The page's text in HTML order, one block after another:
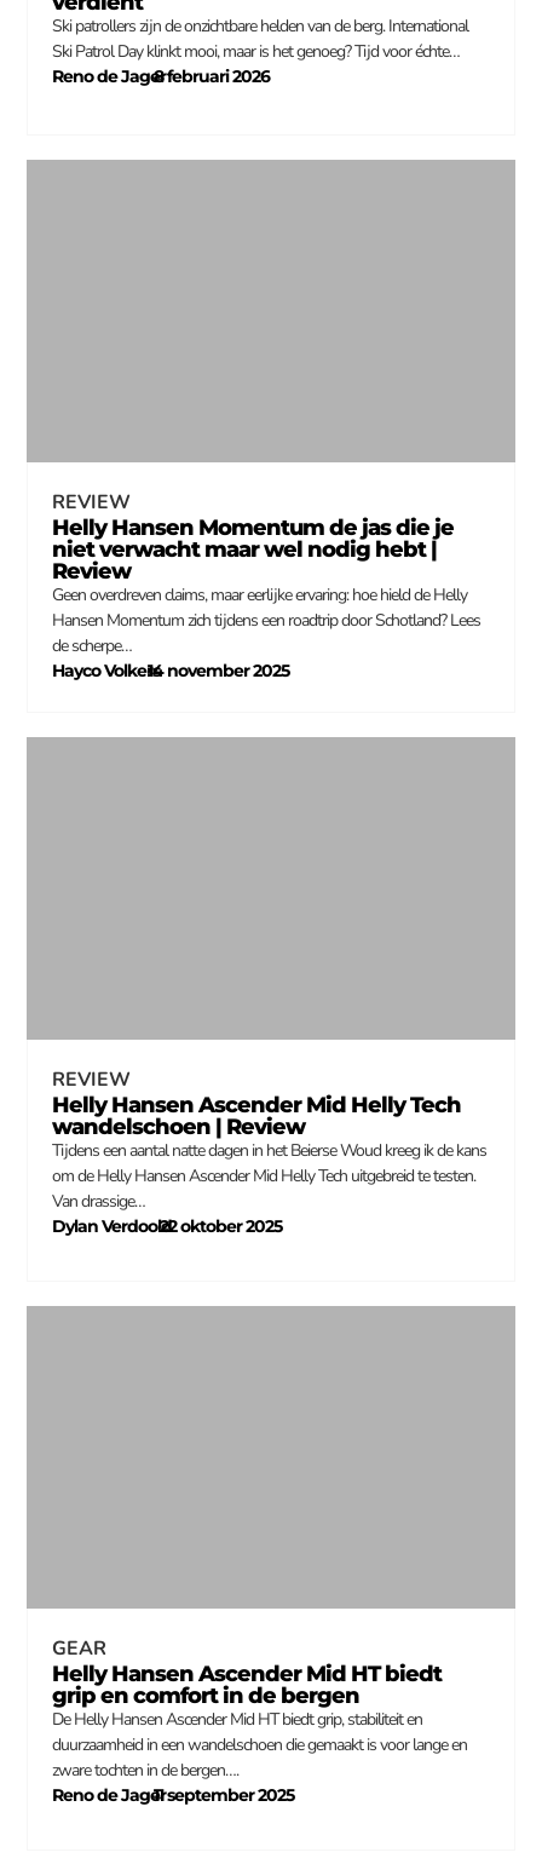
Ski patrollers zijn de onzichtbare helden van de berg. International
Ski Patrol Day klinkt mooi, maar is het genoeg? Tijd voor échte…
Reno de Jager
–
8 februari 2026
REVIEW
Helly Hansen Momentum de jas die je
niet verwacht maar wel nodig hebt |
Review
Geen overdreven claims, maar eerlijke ervaring: hoe hield de Helly
Hansen Momentum zich tijdens een roadtrip door Schotland? Lees
de scherpe…
Hayco Volkers
–
14 november 2025
REVIEW
Helly Hansen Ascender Mid Helly Tech
wandelschoen | Review
Tijdens een aantal natte dagen in het Beierse Woud kreeg ik de kans
om de Helly Hansen Ascender Mid Helly Tech uitgebreid te testen.
Van drassige…
Dylan Verdoold
–
22 oktober 2025
GEAR
Helly Hansen Ascender Mid HT biedt
grip en comfort in de bergen
De Helly Hansen Ascender Mid HT biedt grip, stabiliteit en
duurzaamheid in een wandelschoen die gemaakt is voor lange en
zware tochten in de bergen….
Reno de Jager
–
11 september 2025